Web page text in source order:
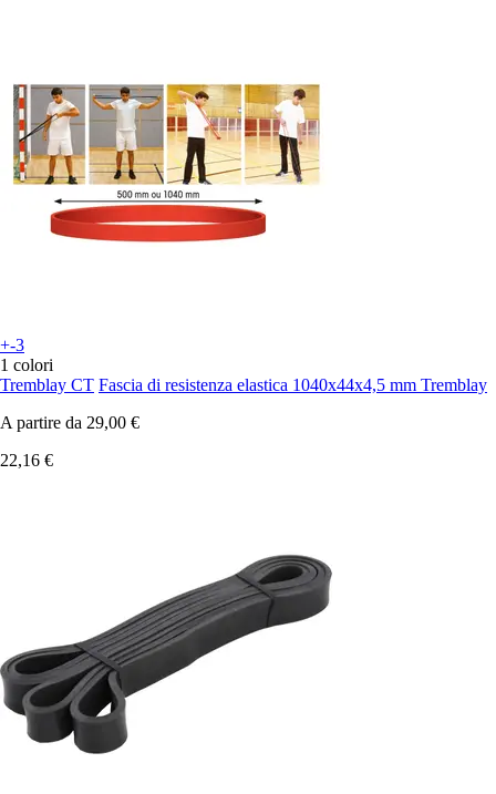
+-3
1 colori
Tremblay CT Fascia di resistenza elastica 1040x44x4,5 mm Tremblay
A partire da 29,00 €
22,16 €